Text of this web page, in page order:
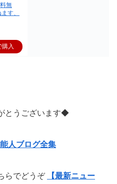
無
す、
入
とうございます◆
人ブログ全集
らでどうぞ
【最新ニュー